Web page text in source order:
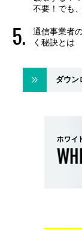
不要！でも
通信事業者
く秘訣とは
ダウン